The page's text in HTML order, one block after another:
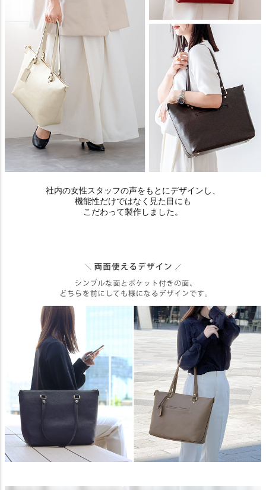
社内の女性スタッフの声をもとにデザインし、
機能性だけではなく見た目にも
こだわって製作しました。